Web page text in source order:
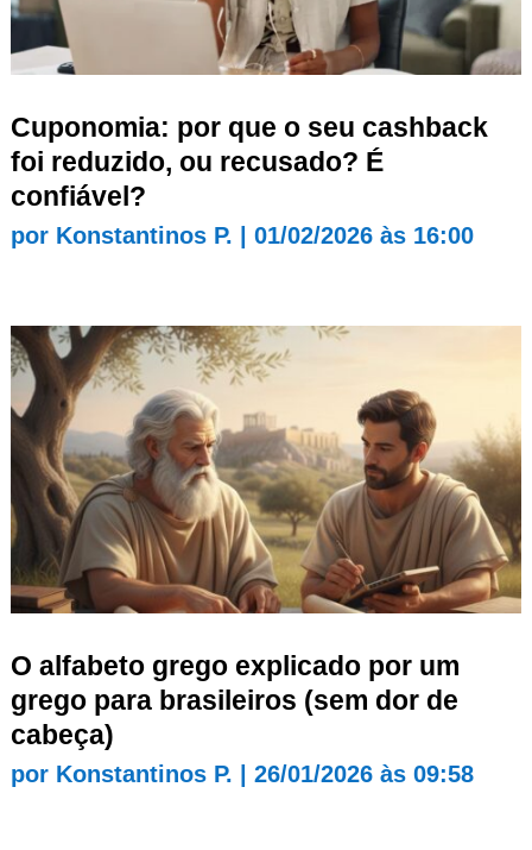
Cuponomia: por que o seu cashback
foi reduzido, ou recusado? É
confiável?
por Konstantinos P. 01/02/2026 às 16:00
O alfabeto grego explicado por um
grego para brasileiros (sem dor de
cabeça)
por Konstantinos P. 26/01/2026 às 09:58